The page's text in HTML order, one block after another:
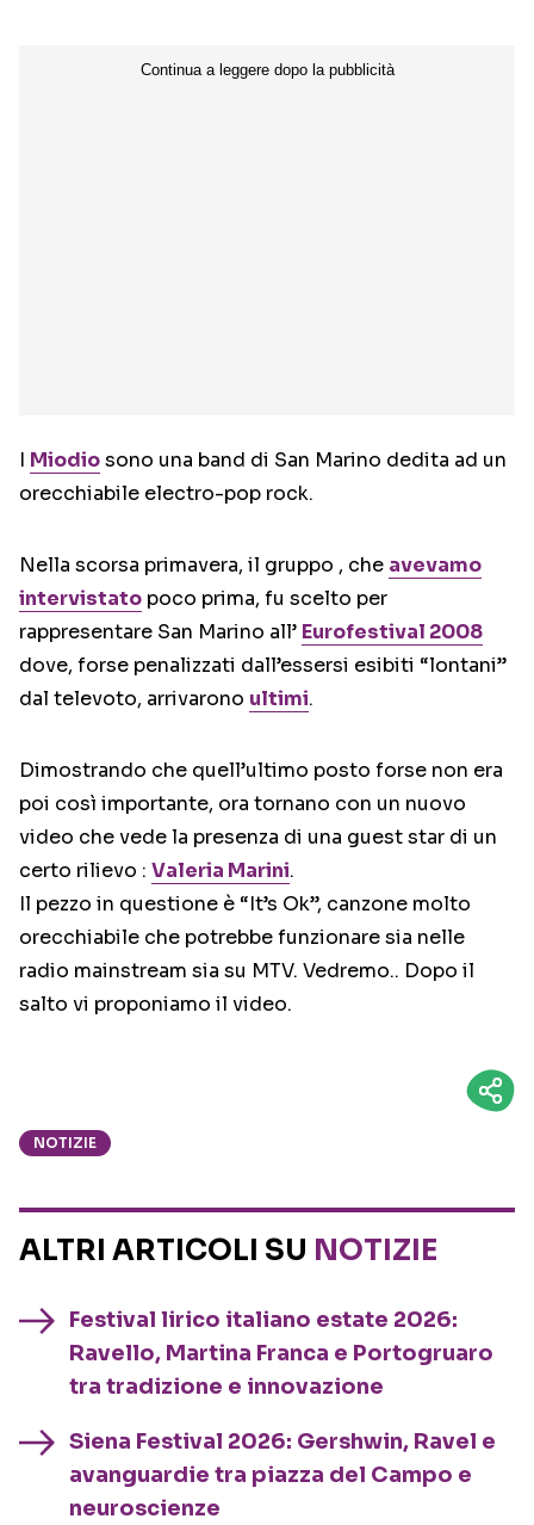
I Miodiosono una band di San Marino dedita ad un
orecchiabile electro-pop rock.
Nella scorsa primavera, il gruppo , che avevamo
intervistato poco prima, fu scelto per
rappresentare San Marino all’ Eurofestival 2008
dove, forse penalizzati dall’essersi esibiti “lontani”
dal televoto, arrivarono ultimi.
Dimostrando che quell’ultimo posto forse non era
poi così importante, ora tornano con un nuovo
video che vede la presenza di una guest star di un
certo rilievo : Valeria Marini.
Il pezzo in questione è “It’s Ok”, canzone molto
orecchiabile che potrebbe funzionare sia nelle
radio mainstream sia su MTV. Vedremo.. Dopo il
salto vi proponiamo il video.
NOTIZIE
ALTRI ARTICOLI SU NOTIZIE
Festival lirico italiano estate 2026:
Ravello, Martina Franca e Portogruaro
tra tradizione e innovazione
Siena Festival 2026: Gershwin, Ravel e
avanguardie tra piazza del Campo e
neuroscienze